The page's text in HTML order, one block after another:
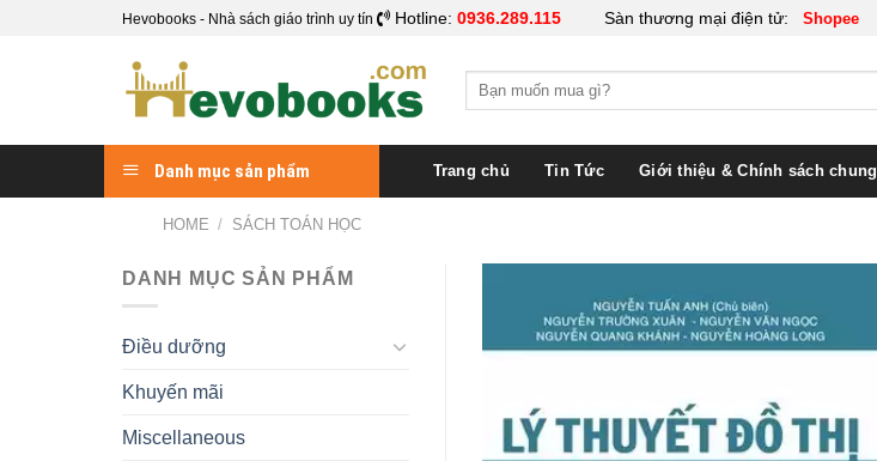
Hevobooks - Nhà sách giáo trình uy tín Hotline: 0936.289.115 Sàn thương mại điện tử: Shopee
Search
Danh mục sản phẩm Trang chủ Tin Tức Giới thiệu & Chính sách chung
HOME / SÁCH TOÁN HỌC
DANH MỤC SẢN PHẨM
Điều dưỡng
Khuyến mãi
Miscellaneous